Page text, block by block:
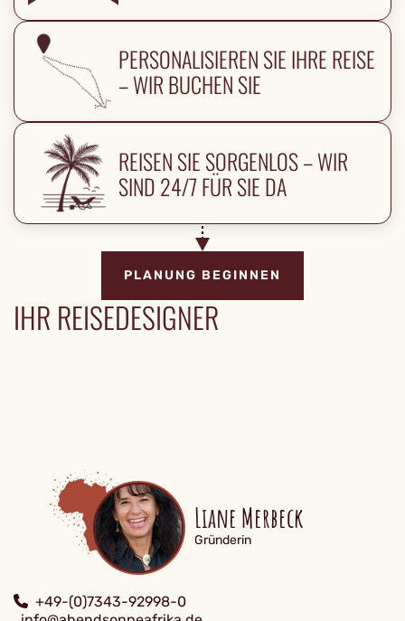
PERSONALISIEREN SIE IHRE REISE
– WIR BUCHEN SIE
REISEN SIE SORGENLOS – WIR
SIND 24/7 FÜR SIE DA
PLANUNG BEGINNEN
IHR REISEDESIGNER
Liane Merbeck
Gründerin
+49-(0)7343-92998-0